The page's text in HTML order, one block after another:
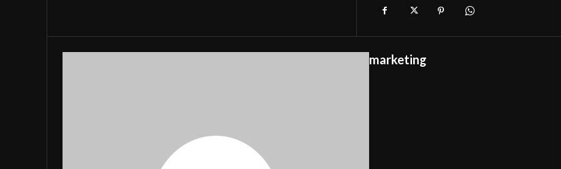
marketing